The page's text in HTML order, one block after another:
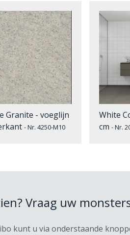
Granite - voeglijn
- Nr. 4250-M10
White
cm- Nr.
Vraag uw
kunt u via onderstaande